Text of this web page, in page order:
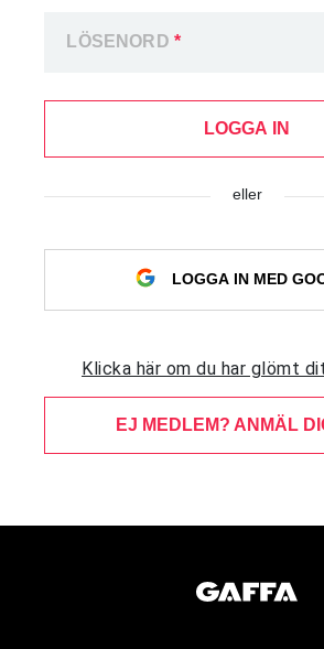
LÖSENORD *
LOGGA IN
eller
LOGGA IN MED
Klicka här om du har glömt
EJ MEDLEM? ANMÄL